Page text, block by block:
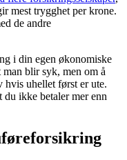
mest trygghet per krone.
de andre
i din egen økonomiske
blir syk, men om å
hvis uhellet først er ute.
du ikke betaler mer enn